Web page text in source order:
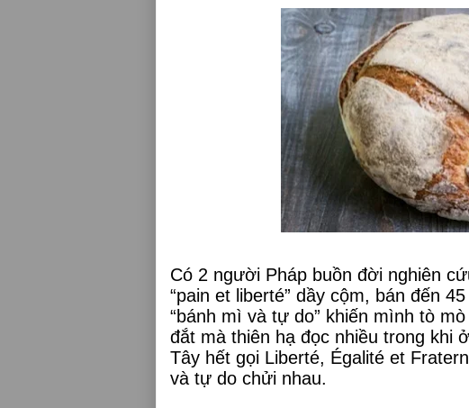
Có 2 người Pháp buồn đời nghiên
“pain et liberté” dầy cộm, bán đến
“bánh mì và tự do” khiến mình tò
đắt mà thiên hạ đọc nhiều trong khi
Tây hết gọi Liberté, Égalité et
và tự do chửi nhau.